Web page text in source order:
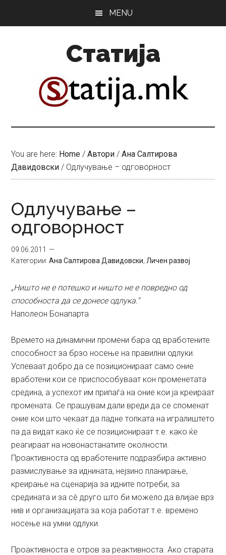
MENU
Статија
You are here: Home / Автори / Ана Салтирова
Давидовски / Одлучување – одговорност
Одлучување –
одговорност
09.06.2011
Категории:Ана Салтирова Давидовски Личен развој
„Ништо не е потешко и ништо не е повредно од
способноста да се донесе одлука.“
Наполеон Бонапарта
Времето на динамични промени бара од вработените
способност за брзо носење на правилни одлуки.
Успеваат добро да се позиционираат само оние
вработени кои се приспособуваат кон променетата
средина, а успехот им припаѓа на оние кои ја креираат
промената. Се прашувам дали вреди да се споменат
оние кои што чекаат да падне топката на игралиштето
па да видат како ќе се позиционираат т.е. како ќе
реагираат на новонастанатите околности.
Проактивноста од вработените подразбира активно
размислување за иднината, нејзино планирање,
креирање на сценарија за идните потреби, за
средината и за сè друго што би можело да влијае врз
нив и организацијата за која работат т.е. времено
носење на умни одлуки.
Проактивноста е отров за реактивноста. Ако старата